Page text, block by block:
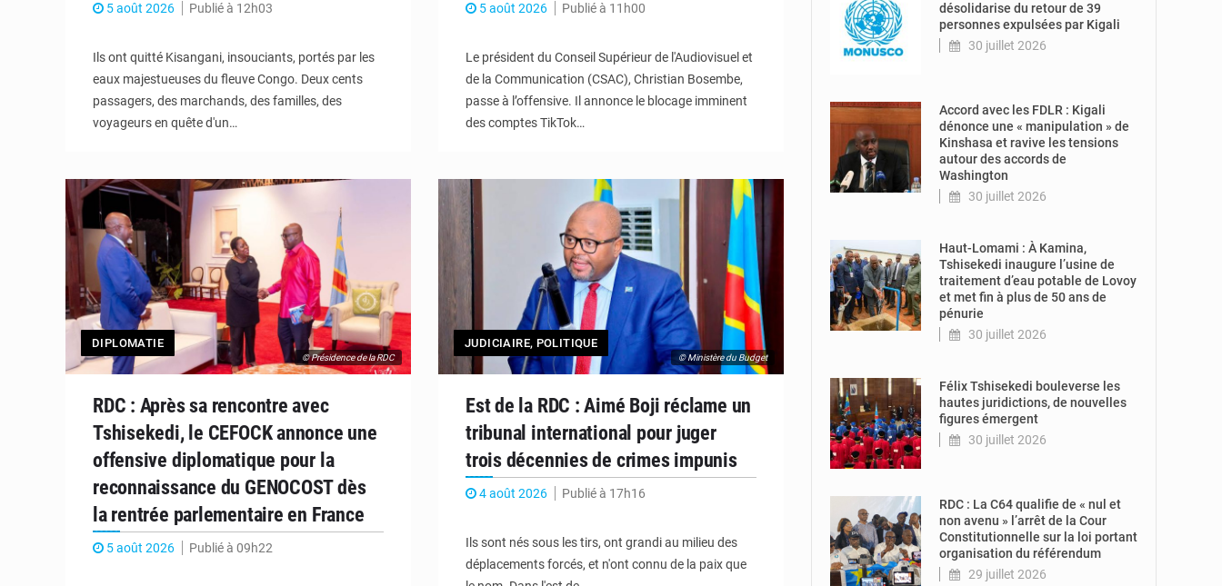
5 août 2026 Publié à 12h03
Ils ont quitté Kisangani, insouciants, portés par les
eaux majestueuses du fleuve Congo. Deux cents
passagers, des marchands, des familles, des
voyageurs en quête d'un…
5 août 2026 Publié à 11h00
Le président du Conseil Supérieur de l'Audiovisuel et
de la Communication (CSAC), Christian Bosembe,
passe à l’offensive. Il annonce le blocage imminent
des comptes TikTok…
© Présidence de la RDC
DIPLOMATIE
RDC : Après sa rencontre avec
Tshisekedi, le CEFOCK annonce une
offensive diplomatique pour la
reconnaissance du GENOCOST dès
la rentrée parlementaire en France
5 août 2026 Publié à 09h22
© Ministère du Budget
JUDICIAIRE, POLITIQUE
Est de la RDC : Aimé Boji réclame un
tribunal international pour juger
trois décennies de crimes impunis
4 août 2026 Publié à 17h16
Ils sont nés sous les tirs, ont grandi au milieu des
déplacements forcés, et n'ont connu de la paix que
désolidarise du retour de 39
personnes expulsées par Kigali
30 juillet 2026
Accord avec les FDLR : Kigali
dénonce une « manipulation » de
Kinshasa et ravive les tensions
autour des accords de
Washington
30 juillet 2026
Haut-Lomami : À Kamina,
Tshisekedi inaugure l’usine de
traitement d’eau potable de Lovoy
et met fin à plus de 50 ans de
pénurie
30 juillet 2026
Félix Tshisekedi bouleverse les
hautes juridictions, de nouvelles
figures émergent
30 juillet 2026
RDC : La C64 qualifie de « nul et
non avenu » l’arrêt de la Cour
Constitutionnelle sur la loi portant
organisation du référendum
29 juillet 2026